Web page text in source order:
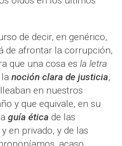
de decir, en genérico,
de afrontar la corrupción,
que una cosa es la letra
noción clara de justicia,
en nuestros
y que equivale, en su
guía ética de las
en privado, y de las